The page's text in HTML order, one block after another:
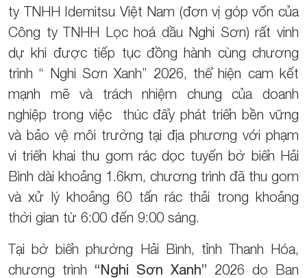
ty TNHH Idemitsu Việt Nam (đơn vị góp vốn của
Công ty TNHH Lọc hoá dầu Nghi Sơn) rất vinh
dự khi được tiếp tục đồng hành cùng chương
trình “ Nghi Sơn Xanh” 2026, thể hiện cam kết
mạnh mẽ và trách nhiệm chung của doanh
nghiệp trong việc thúc đẩy phát triển bền vững
và bảo vệ môi trường tại địa phương với phạm
vi triển khai thu gom rác dọc tuyến bờ biển Hải
Bình dài khoảng 1.6km, chương trình đã thu gom
và xử lý khoảng 60 tấn rác thải trong khoảng
thời gian từ 6:00 đến 9:00 sáng.
Tại bờ biển phường Hải Bình, tỉnh Thanh Hóa,
chương trình “Nghi Sơn Xanh” 2026 do Ban